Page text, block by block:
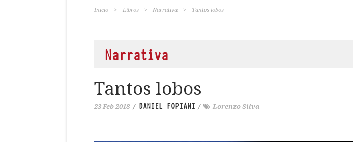
Inicio > Libros > Narrativa > Tantos lobos
Narrativa
Tantos lobos
23 Feb 2018 / DANIEL FOPIANI / Lorenzo Silva